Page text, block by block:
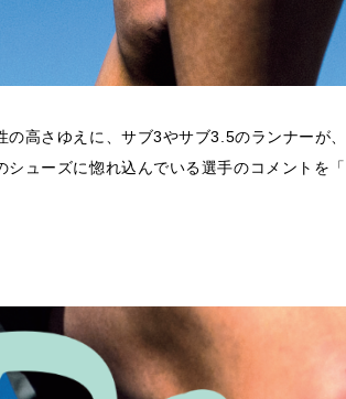
高さゆえに、サブ3やサブ3.5のランナーが
ューズに惚れ込んでいる選手のコメントを